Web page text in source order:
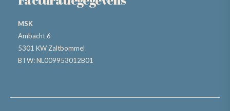
MSK
Ambacht 6
5301 KW Zaltbommel
BTW: NL009953012B01